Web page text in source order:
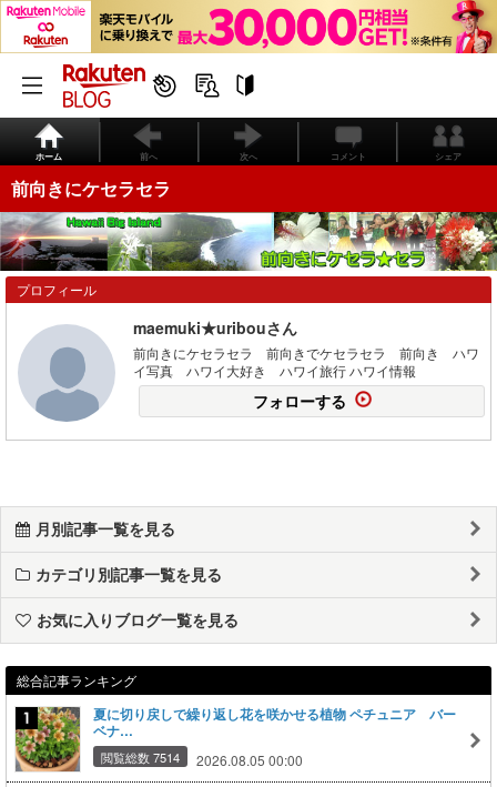
ホーム 前へ 次へ コメント シェア
前向きにケセラセラ
プロフィール
maemuki★uribouさん
前向きにケセラセラ 前向きでケセラセラ 前向き ハワ
イ写真 ハワイ大好き ハワイ旅行 ハワイ情報
フォローする
月別記事一覧を見る
カテゴリ別記事一覧を見る
お気に入りブログ一覧を見る
総合記事ランキング
夏に切り戻しで繰り返し花を咲かせる植物 ペチュニア バー
ベナ…
閲覧総数 7514 2026.08.05 00:00